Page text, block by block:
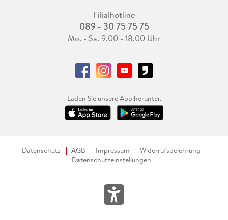
Filialhotline
089 - 30 75 75 75
Mo. - Sa. 9.00 - 18.00 Uhr
Laden Sie unsere App herunter.
Datenschutz AGB Impressum
Widerrufsbelehrung
Datenschutzeinstellungen